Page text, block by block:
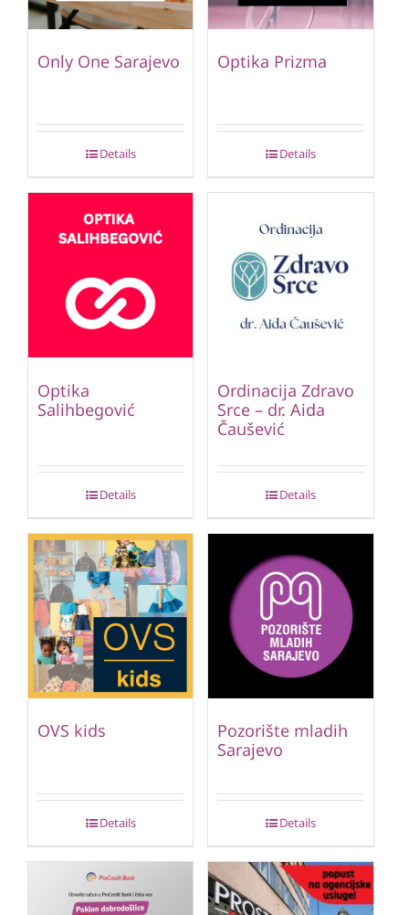
Only One Sarajevo
Details
Optika Prizma
Details
Optika
Salihbegović
Details
Ordinacija Zdravo
Srce – dr. Aida
Čaušević
Details
OVS kids
Details
Pozorište mladih
Sarajevo
Details